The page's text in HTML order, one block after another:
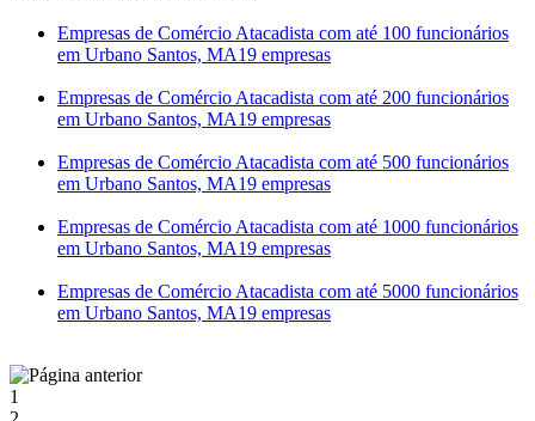
Empresas de Comércio Atacadista com até 100 funcionários
em Urbano Santos, MA19 empresas
Empresas de Comércio Atacadista com até 200 funcionários
em Urbano Santos, MA19 empresas
Empresas de Comércio Atacadista com até 500 funcionários
em Urbano Santos, MA19 empresas
Empresas de Comércio Atacadista com até 1000 funcionários
em Urbano Santos, MA19 empresas
Empresas de Comércio Atacadista com até 5000 funcionários
em Urbano Santos, MA19 empresas
1